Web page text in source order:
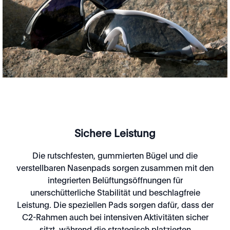
Sichere Leistung
Die rutschfesten, gummierten Bügel und die
verstellbaren Nasenpads sorgen zusammen mit den
integrierten Belüftungsöffnungen für
unerschütterliche Stabilität und beschlagfreie
Leistung. Die speziellen Pads sorgen dafür, dass der
C2-Rahmen auch bei intensiven Aktivitäten sicher